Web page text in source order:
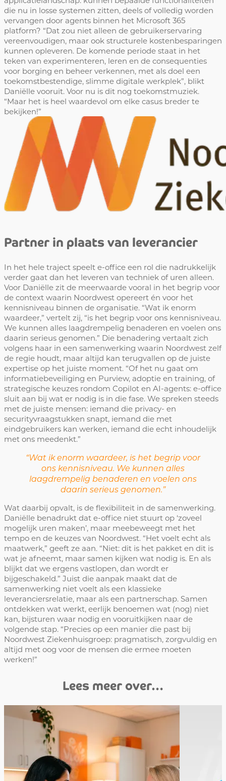
die nu in losse systemen zitten, deels of volledig worden
vervangen door agents binnen het Microsoft 365
platform? “Dat zou niet alleen de gebruikerservaring
vereenvoudigen, maar ook structurele kostenbesparingen
kunnen opleveren. De komende periode staat in het
teken van experimenteren, leren en de consequenties
voor borging en beheer verkennen, met als doel een
toekomstbestendige, slimme digitale werkplek”, blikt
Daniëlle vooruit. Voor nu is dit nog toekomstmuziek.
“Maar het is heel waardevol om elke casus breder te
bekijken!”
Partner in plaats van leverancier
In het hele traject speelt e-office een rol die nadrukkelijk
verder gaat dan het leveren van techniek of uren alleen.
Voor Daniëlle zit de meerwaarde vooral in het begrip voor
de context waarin Noordwest opereert én voor het
kennisniveau binnen de organisatie. “Wat ik enorm
waardeer,” vertelt zij, “is het begrip voor ons kennisniveau.
We kunnen alles laagdrempelig benaderen en voelen ons
daarin serieus genomen.” Die benadering vertaalt zich
volgens haar in een samenwerking waarin Noordwest zelf
de regie houdt, maar altijd kan terugvallen op de juiste
expertise op het juiste moment. “Of het nu gaat om
informatiebeveiliging en Purview, adoptie en training, of
strategische keuzes rondom Copilot en AI-agents: e-office
sluit aan bij wat er nodig is in die fase. We spreken steeds
met de juiste mensen: iemand die privacy- en
securityvraagstukken snapt, iemand die met
eindgebruikers kan werken, iemand die echt inhoudelijk
met ons meedenkt.”
“Wat ik enorm waardeer, is het begrip voor
ons kennisniveau. We kunnen alles
laagdrempelig benaderen en voelen ons
daarin serieus genomen.”
Wat daarbij opvalt, is de flexibiliteit in de samenwerking.
Daniëlle benadrukt dat e-office niet stuurt op ‘zoveel
mogelijk uren maken’, maar meebeweegt met het
tempo en de keuzes van Noordwest. “Het voelt echt als
maatwerk,” geeft ze aan. “Niet: dit is het pakket en dit is
wat je afneemt, maar samen kijken wat nodig is. En als
blijkt dat we ergens vastlopen, dan wordt er
bijgeschakeld.” Juist die aanpak maakt dat de
samenwerking niet voelt als een klassieke
leveranciersrelatie, maar als een partnerschap. Samen
ontdekken wat werkt, eerlijk benoemen wat (nog) niet
kan, bijsturen waar nodig en vooruitkijken naar de
volgende stap. “Precies op een manier die past bij
Noordwest Ziekenhuisgroep: pragmatisch, zorgvuldig en
altijd met oog voor de mensen die ermee moeten
werken!”
Lees meer over…